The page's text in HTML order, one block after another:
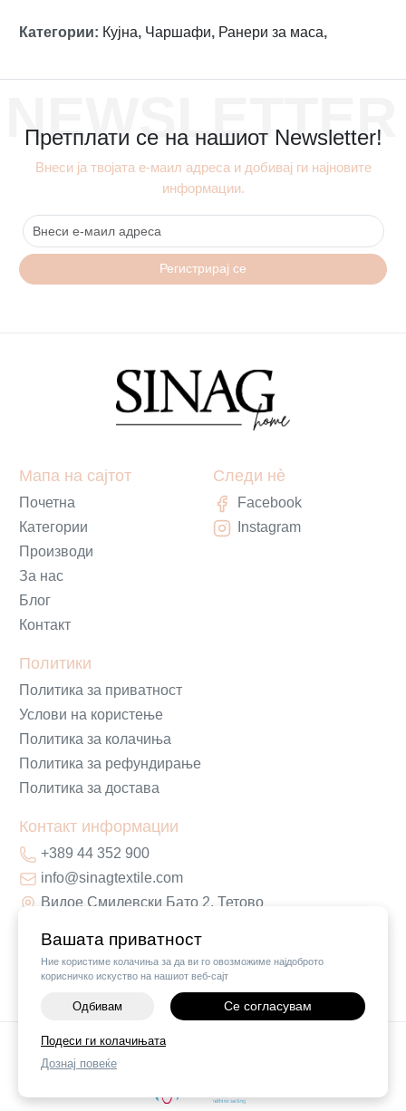
Вашата приватност
Ние користиме колачиња за да ви го овозможиме најдоброто
корисничко искуство на нашиот веб-сајт
Одбивам Се согласувам
Подеси ги колачињата
Дознај повеќе
Категории: Кујна, Чаршафи, Ранери за маса,
NEWSLETTER
Претплати се на нашиот Newsletter!
Внеси ја твојата е-маил адреса и добивај ги најновите
информации.
Регистрирај се
Мапа на сајтот
Почетна
Категории
Производи
За нас
Блог
Контакт
Политики
Политика за приватност
Услови на користење
Политика за колачиња
Политика за рефундирање
Политика за достава
Контакт информации
+389 44 352 900
info@sinagtextile.com
Видое Смилевски Бато 2, Тетово
Следи нè
Facebook
Instagram
©2026Vendor x
Поставки за колачиња